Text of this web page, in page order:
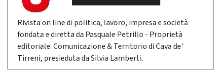
Rivista on line di politica, lavoro, impresa e società
fondata e diretta da Pasquale Petrillo - Proprietà
editoriale: Comunicazione & Territorio di Cava de'
Tirreni, presieduta da Silvia Lamberti.